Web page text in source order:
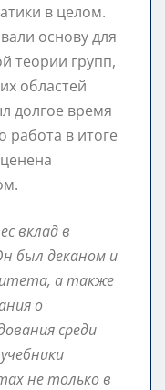
в целом.
основу для
теории групп,
областей
долгое время
работа в итоге
вклад в
был деканом и
а также
о
среди
не только в